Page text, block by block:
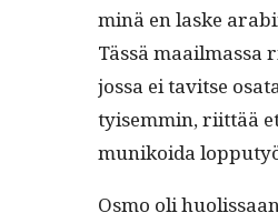
minä en laske
Tässä
jos­sa ei tavitse
tyisem­min, riit­tää
mu­nikoi­da
Osmo oli